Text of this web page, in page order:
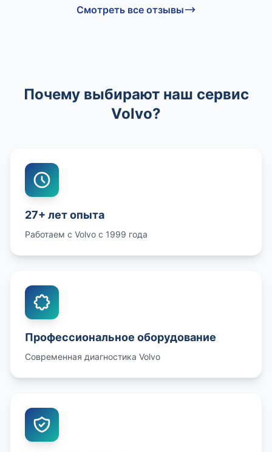
Смотреть все отзывы
Почему выбирают наш сервис
Volvo?
27+ лет опыта
Работаем с Volvo с 1999 года
Профессиональное оборудование
Современная диагностика Volvo